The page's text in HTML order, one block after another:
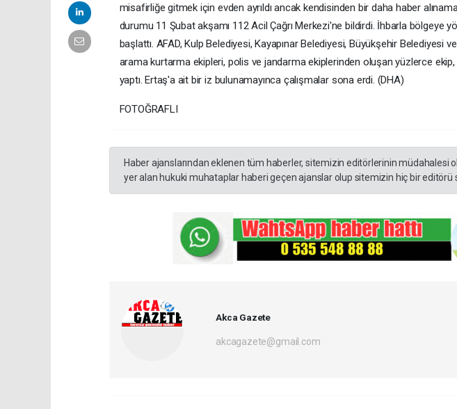
misafirliğe gitmek için evden ayrıldı ancak kendisinden bir daha haber
durumu 11 Şubat akşamı 112 Acil Çağrı Merkezi'ne bildirdi. İhbarla bölgeye
başlattı. AFAD, Kulp Belediyesi, Kayapınar Belediyesi, Büyükşehir Belediyesi
arama kurtarma ekipleri, polis ve jandarma ekiplerinden oluşan yüzlerce
yaptı. Ertaş'a ait bir iz bulunamayınca çalışmalar sona erdi. (DHA)
FOTOĞRAFLI
Haber ajanslarından eklenen tüm haberler, sitemizin editörlerinin müdahalesi
yer alan hukuki muhataplar haberi geçen ajanslar olup sitemizin hiç bir editörü
Akca Gazete
akcagazete@gmail.com